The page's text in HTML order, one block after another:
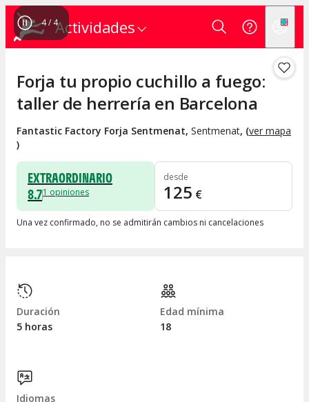
Actividades
4/ 4
Forja tu propio cuchillo a fuego:
taller de herrería en Barcelona
Fantastic Factory Forja Sentmenat, Sentmenat, (ver mapa
)
EXTRAORDINARIO
8.71 opiniones
desde
125 €
Una vez confirmado, no se admitirán cambios ni cancelaciones
Duración
5 horas
Edad mínima
18
Idiomas